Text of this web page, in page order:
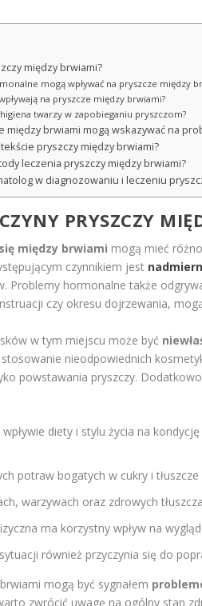
między brwiami?
mogą wpływać na pryszcze między
na pryszcze między brwiami?
twarzy w zapobieganiu pryszczom?
między brwiami mogą wskazywać na
pryszczy między brwiami?
leczenia pryszczy między brwiami?
w diagnozowaniu i leczeniu
PRYSZCZY
między brwiami mogą mieć
czynnikiem jest
Problemy hormonalne także
czy okresu dojrzewania,
w tym miejscu może być
nieodpowiednich
powstawania pryszczy.
diety i stylu życia na
potraw bogatych w cukry i
warzywach oraz zdrowych
ma korzystny wpływ na
również przyczynia się do
mogą być sygnałem
zwrócić uwagę na ogólny stan